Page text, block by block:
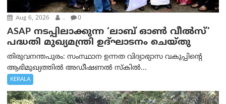
Aug 6, 2026 . 0
ASAP നടപ്പിലാക്കുന്ന ‘ലാബ് ഓൺ വീൽസ്’
പദ്ധതി മുഖ്യമന്ത്രി ഉദ്ഘാടനം ചെയ്തു
തിരുവനന്തപുരം: സംസ്ഥാന ഉന്നത വിദ്യാഭ്യാസ വകുപ്പിന്റെ
ആഭിമുഖ്യത്തിൽ അഡീഷണൽ സ്കിൽ...
KERALA